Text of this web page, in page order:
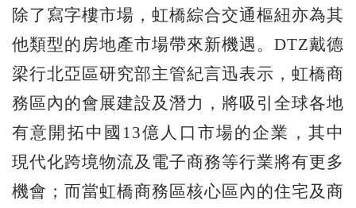
除了寫字樓市場，虹橋綜合交通樞紐亦為其
他類型的房地產市場帶來新機遇。DTZ戴德
梁行北亞區研究部主管紀言迅表示，虹橋商
務區內的會展建設及潛力，將吸引全球各地
有意開拓中國13億人口市場的企業，其中
現代化跨境物流及電子商務等行業將有更多
機會；而當虹橋商務區核心區內的住宅及商